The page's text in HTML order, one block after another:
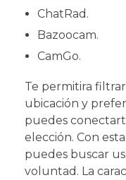
ChatRad.
Bazoocam.
CamGo.
Te permitira
ubicación y
puedes
elección. Con
puedes buscar
voluntad. La